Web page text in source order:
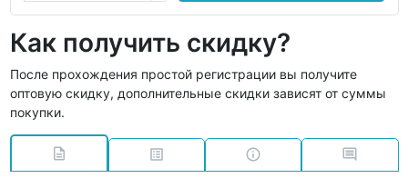
Как получить скидку?
После прохождения простой регистрации вы получите
оптовую скидку, дополнительные скидки зависят от суммы
покупки.